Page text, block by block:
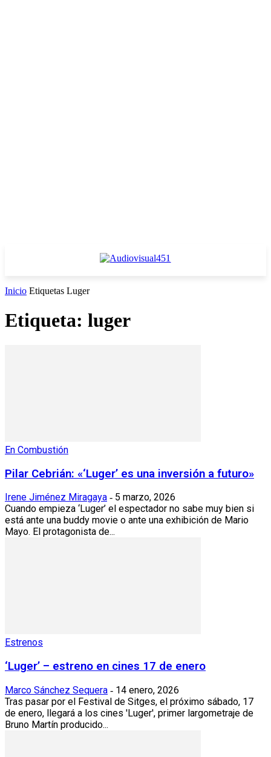
Inicio Etiquetas Luger
Etiqueta: luger
En Combustión
Pilar Cebrián: «‘Luger’ es una inversión a futuro»
Irene Jiménez Miragaya - 5 marzo, 2026
Cuando empieza ‘Luger’ el espectador no sabe muy bien si
está ante una buddy movie o ante una exhibición de Mario
Mayo. El protagonista de...
Estrenos
‘Luger’ – estreno en cines 17 de enero
Marco Sánchez Sequera - 14 enero, 2026
Tras pasar por el Festival de Sitges, el próximo sábado, 17
de enero, llegará a los cines 'Luger', primer largometraje de
Bruno Martín producido...